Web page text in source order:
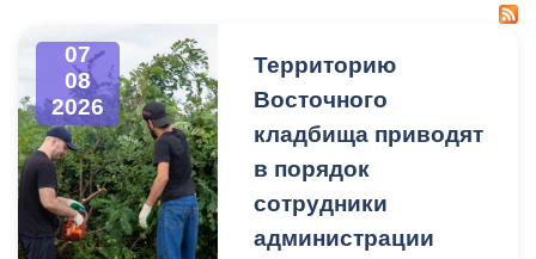
07
08
2026
Территорию
Восточного
кладбища приводят
в порядок
сотрудники
администрации